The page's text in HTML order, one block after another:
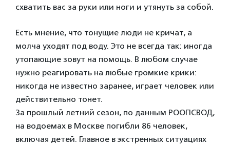
схватить вас за руки или ноги и утянуть за собой.
Есть мнение, что тонущие люди не кричат, а
молча уходят под воду. Это не всегда так: иногда
утопающие зовут на помощь. В любом случае
нужно реагировать на любые громкие крики:
никогда не известно заранее, играет человек или
действительно тонет.
За прошлый летний сезон, по данным РООПСВОД,
на водоемах в Москве погибли 86 человек,
включая детей. Главное в экстренных ситуациях